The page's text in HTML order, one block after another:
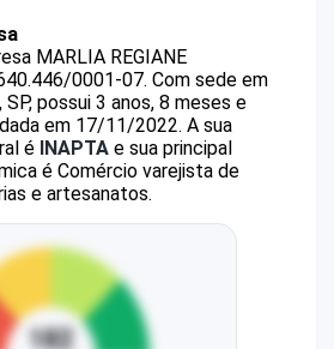
MARLIA REGIANE
0001-07. Com sede em
possui 3 anos, 8 meses e
em 17/11/2022. A sua
é INAPTA e sua principal
é Comércio varejista de
e artesanatos.